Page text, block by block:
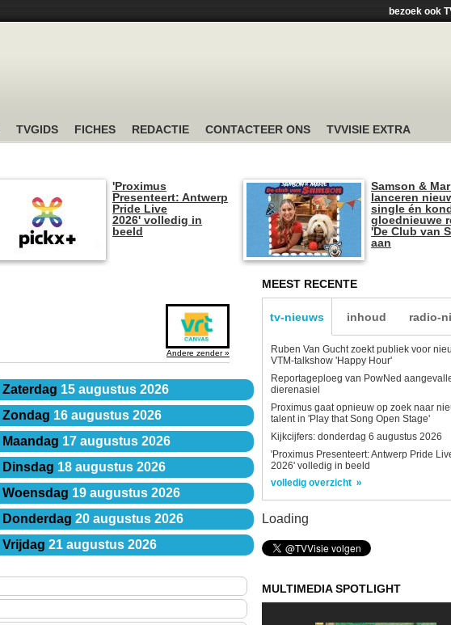
bezoek ook
TVGIDS FICHES REDACTIE CONTACTEER ONS TVVISIE EXTRA
'Proximus
Presenteert: Antwerp
Pride Live
2026' volledig in
beeld
Samson &
lanceren
single én
gloednieuwe
'De Club van
aan
Andere zender »
Zaterdag 15 augustus 2026
Zondag 16 augustus 2026
Maandag 17 augustus 2026
Dinsdag 18 augustus 2026
Woensdag 19 augustus 2026
Donderdag 20 augustus 2026
Vrijdag 21 augustus 2026
MEEST RECENTE
tv-nieuws inhoud radio-
Ruben Van Gucht zoekt publiek voor
VTM-talkshow 'Happy Hour'
Reportageploeg van PowNed
dierenasiel
Proximus gaat opnieuw op zoek naar
talent in 'Play that Song Open Stage'
Kijkcijfers: donderdag 6 augustus 2026
'Proximus Presenteert: Antwerp Pride
2026' volledig in beeld
volledig overzicht
Loading
MULTIMEDIA SPOTLIGHT